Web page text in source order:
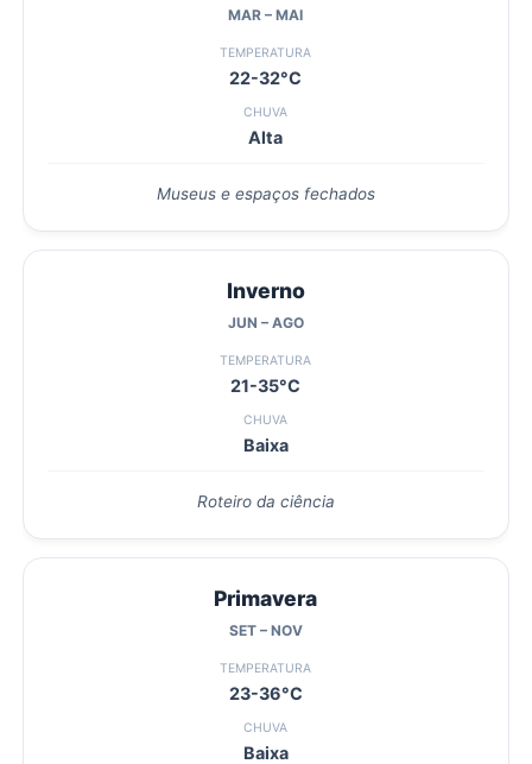
MAR – MAI
TEMPERATURA
22-32°C
CHUVA
Alta
Museus e espaços fechados
Inverno
JUN – AGO
TEMPERATURA
21-35°C
CHUVA
Baixa
Roteiro da ciência
Primavera
SET – NOV
TEMPERATURA
23-36°C
CHUVA
Baixa